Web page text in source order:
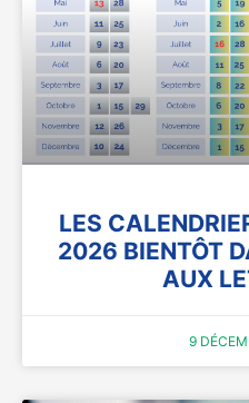
LES
2026 BIENTÔT
AUX
9